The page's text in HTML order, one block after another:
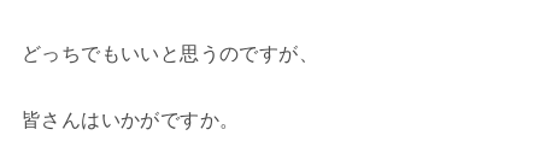
どっちでもいいと思うのですが、
皆さんはいかがですか。